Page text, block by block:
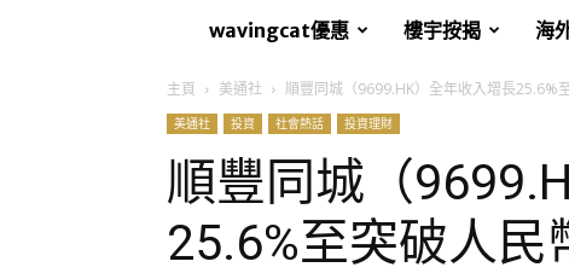
wavingcat優惠
樓宇按揭 海
主頁 美通社 順豐同城（9699.HK）全年收入增長25.6%
美通社 投資 社會熱話 投資理財
順豐同城（
25.6%至突破人民